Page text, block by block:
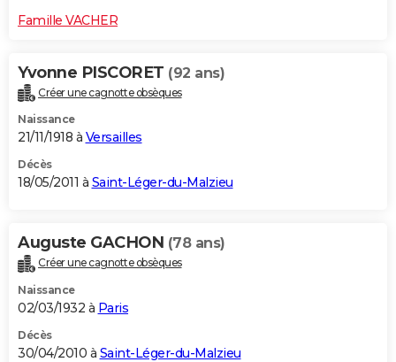
Famille VACHER
Yvonne PISCORET (92 ans)
Créer une cagnotte obsèques
Naissance
21/11/1918 à Versailles
Décès
18/05/2011 à Saint-Léger-du-Malzieu
Auguste GACHON (78 ans)
Créer une cagnotte obsèques
Naissance
02/03/1932 à Paris
Décès
30/04/2010 à Saint-Léger-du-Malzieu